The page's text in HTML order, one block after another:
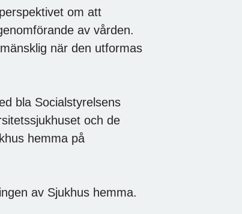
om att
av vården.
när den utformas
bla Socialstyrelsens
och de
hemma på
av Sjukhus hemma.